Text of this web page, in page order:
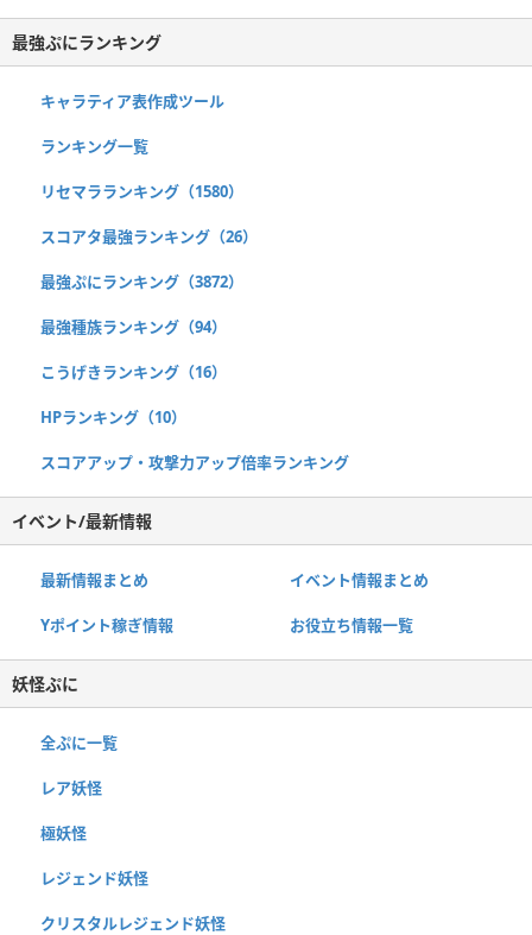
最強ぷにランキング
キャラティア表作成ツール
ランキング一覧
リセマラランキング（1580）
スコアタ最強ランキング（26）
最強ぷにランキング（3872）
最強種族ランキング（94）
こうげきランキング（16）
HPランキング（10）
スコアアップ・攻撃力アップ倍率ランキング
イベント/最新情報
最新情報まとめ イベント情報まとめ
Yポイント稼ぎ情報 お役立ち情報一覧
妖怪ぷに
全ぷに一覧
レア妖怪
極妖怪
レジェンド妖怪
クリスタルレジェンド妖怪